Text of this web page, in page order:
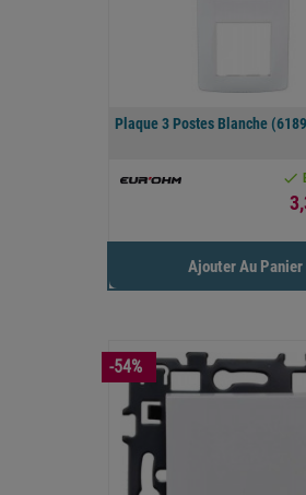
Plaque 3 Postes Blanche

Ajouter Au Panier
-54%